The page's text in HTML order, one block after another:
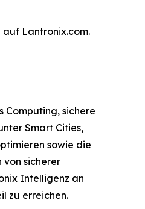
Lantronix.com.
sichere
Smart Cities,
sowie die
sicherer
Intelligenz an
zu erreichen.